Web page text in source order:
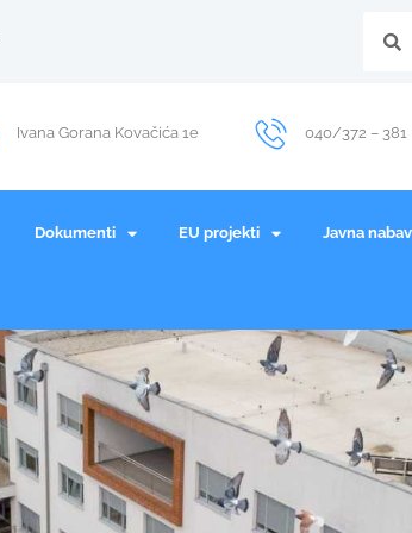
Ivana Gorana Kovačića 1e 040/372 – 381
Dokumenti EU projekti Javna